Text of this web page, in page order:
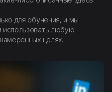
для обучения, и мы
использовать любую
целях.